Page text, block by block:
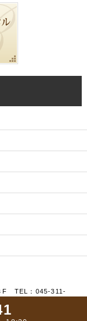
F TEL：045-311-